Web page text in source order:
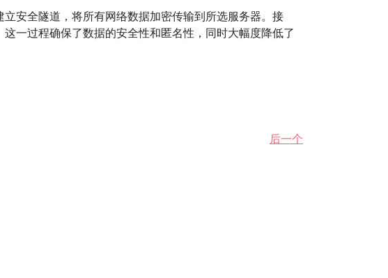
安全隧道，将所有网络数据加密传输到所选服务器。接
一过程确保了数据的安全性和匿名性，同时大幅度降低了
后一个